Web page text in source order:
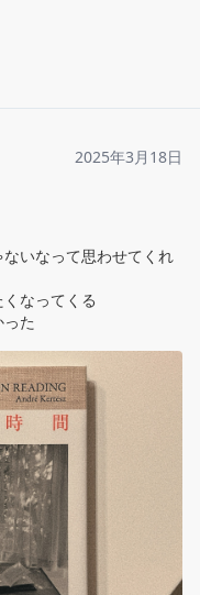
2025年3月18日
いなって思わせてくれ
なってくる
た